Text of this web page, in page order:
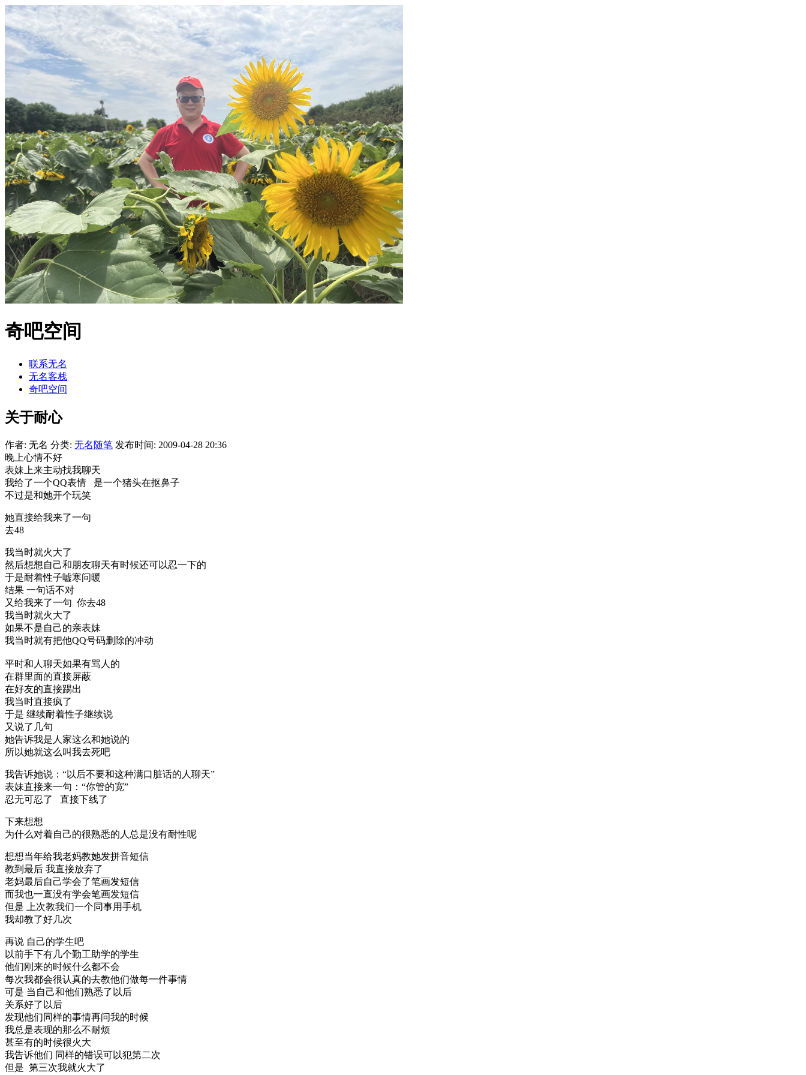
奇吧空间
联系无名
无名客栈
奇吧空间
关于耐心
作者: 无名 分类: 无名随笔 发布时间: 2009-04-28 20:36
晚上心情不好
表妹上来主动找我聊天
我给了一个QQ表情 是一个猪头在抠鼻子
不过是和她开个玩笑
她直接给我来了一句
去48
我当时就火大了
然后想想自己和朋友聊天有时候还可以忍一下的
于是耐着性子嘘寒问暖
结果 一句话不对
又给我来了一句 你去48
我当时就火大了
如果不是自己的亲表妹
我当时就有把他QQ号码删除的冲动
平时和人聊天如果有骂人的
在群里面的直接屏蔽
在好友的直接踢出
我当时直接疯了
于是 继续耐着性子继续说
又说了几句
她告诉我是人家这么和她说的
所以她就这么叫我去死吧
我告诉她说：“以后不要和这种满口脏话的人聊天”
表妹直接来一句：“你管的宽”
忍无可忍了 直接下线了
下来想想
为什么对着自己的很熟悉的人总是没有耐性呢
想想当年给我老妈教她发拼音短信
教到最后 我直接放弃了
老妈最后自己学会了笔画发短信
而我也一直没有学会笔画发短信
但是 上次教我们一个同事用手机
我却教了好几次
再说 自己的学生吧
以前手下有几个勤工助学的学生
他们刚来的时候什么都不会
每次我都会很认真的去教他们做每一件事情
可是 当自己和他们熟悉了以后
关系好了以后
发现他们同样的事情再问我的时候
我总是表现的那么不耐烦
甚至有的时候很火大
我告诉他们 同样的错误可以犯第二次
但是 第三次我就火大了